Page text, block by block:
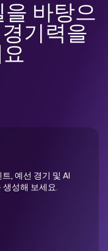
바탕으
기력을
, 예선 경기 및 AI
생성해 보세요.